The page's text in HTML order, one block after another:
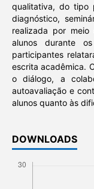
qualitativa, do tipo
diagnóstico,
realizada por
alunos durante
participantes
escrita acadêmica.
o diálogo, a
autoavaliação e
alunos quanto às
DOWNLOADS